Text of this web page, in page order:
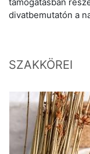
divatbemutatón a
SZAKKÖREI